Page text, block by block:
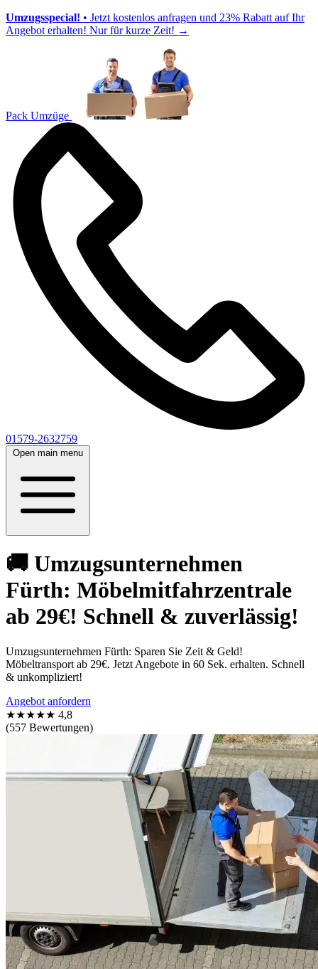
Umzugsspecial! • Jetzt kostenlos anfragen und 23% Rabatt auf Ihr
Angebot erhalten! Nur für kurze Zeit! →
Pack Umzüge
01579-2632759
Open main menu
🚚 Umzugsunternehmen
Fürth: Möbelmitfahrzentrale
ab 29€! Schnell & zuverlässig!
Umzugsunternehmen Fürth: Sparen Sie Zeit & Geld!
Möbeltransport ab 29€. Jetzt Angebote in 60 Sek. erhalten. Schnell
& unkompliziert!
Angebot anfordern
★★★★★ 4,8
(557 Bewertungen)